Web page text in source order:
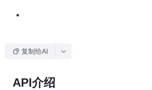
复制给AI
API介绍